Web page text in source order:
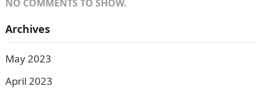
NO COMMENTS TO SHOW.
Archives
May 2023
April 2023